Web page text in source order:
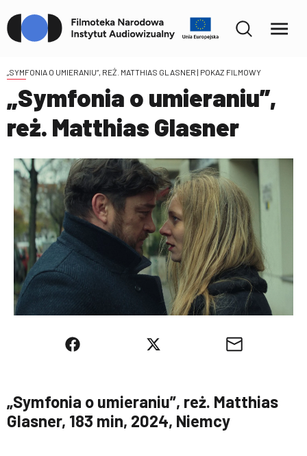
„SYMFONIA O UMIERANIU”, REŻ. MATTHIAS GLASNER | POKAZ FILMOWY
„Symfonia o umieraniu”,
reż. Matthias Glasner
„Symfonia o umieraniu”, reż. Matthias
Glasner, 183 min, 2024, Niemcy